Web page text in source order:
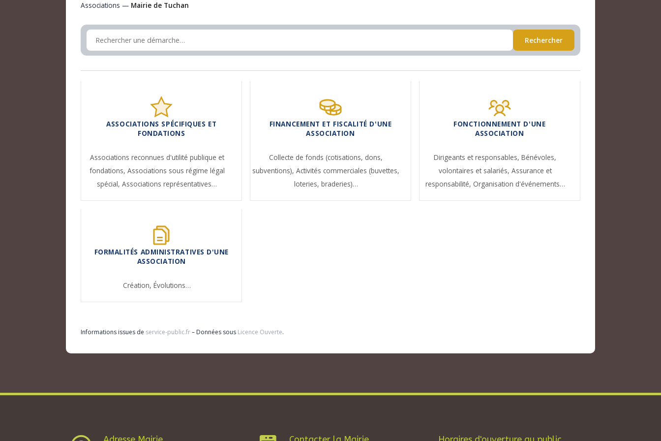
Associations — Mairie de Tuchan
Rechercher
ASSOCIATIONS SPÉCIFIQUES ET
FONDATIONS
Associations reconnues d'utilité publique et
fondations, Associations sous régime légal
spécial,Associations représentatives…
FINANCEMENT ET FISCALITÉ D'UNE
ASSOCIATION
Collecte de fonds (cotisations, dons,
subventions),Activités commerciales (buvettes,
loteries, braderies)…
FONCTIONNEMENT D'UNE
ASSOCIATION
Dirigeants et responsables,Bénévoles,
volontaires et salariés, Assurance et
responsabilité, Organisation d'événements…
FORMALITÉS ADMINISTRATIVES D'UNE
ASSOCIATION
Création,Évolutions…
Informations issues de service-public.fr– Données sous Licence Ouverte.